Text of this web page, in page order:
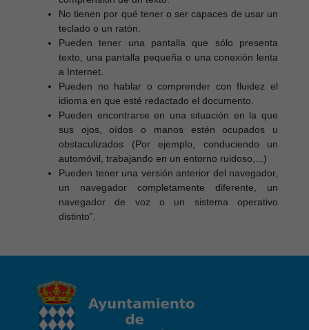
No tienen por qué tener o ser capaces de usar un
teclado o un ratón.
Pueden tener una pantalla que sólo presenta
texto, una pantalla pequeña o una conexión lenta
a Internet.
Pueden no hablar o comprender con fluidez el
idioma en que esté redactado el documento.
Pueden encontrarse en una situación en la que
sus ojos, oídos o manos estén ocupados u
obstaculizados (Por ejemplo, conduciendo un
automóvil, trabajando en un entorno ruidoso,...)
Pueden tener una versión anterior del navegador,
un navegador completamente diferente, un
navegador de voz o un sistema operativo
distinto”.